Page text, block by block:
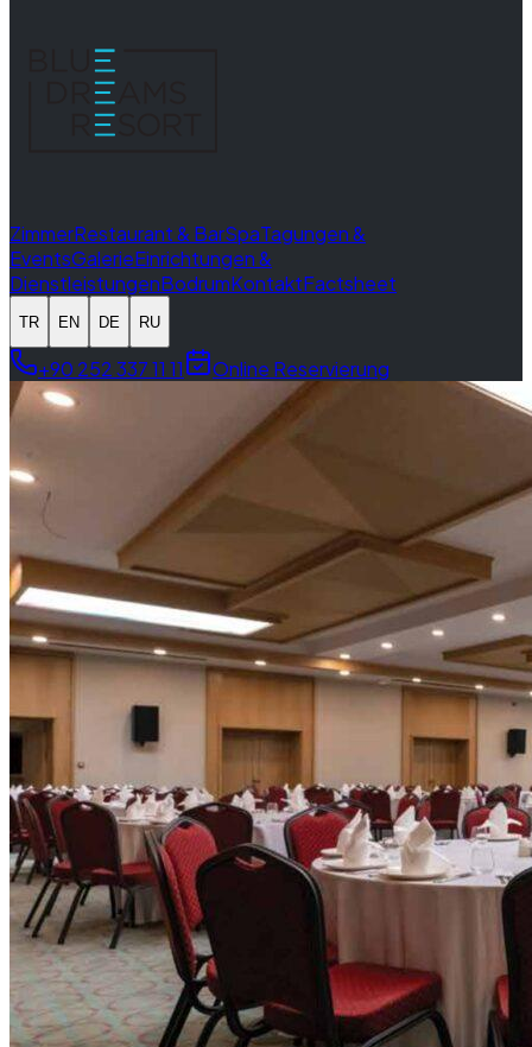
ZimmerRestaurant & BarSpaTagungen &
EventsGalerieEinrichtungen &
DienstleistungenBodrumKontaktFactsheet
TR EN DE RU
+90 252 337 11 11 Online Reservierung